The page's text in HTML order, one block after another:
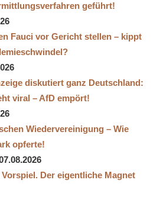
geführt!
Fauci vor Gericht stellen – kippt
diskutiert ganz Deutschland:
viral – AfD empört!
Wiedervereinigung – Wie
opferte!
Der eigentliche Magnet